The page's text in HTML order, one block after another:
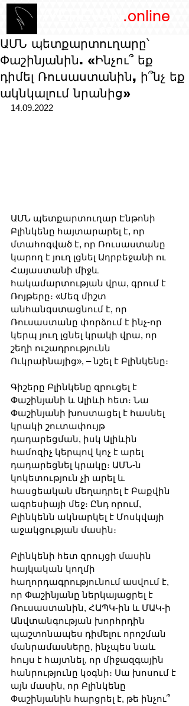
.online
ԱՄՆ պետքարտուղարը՝
Փաշինյանին. «Ինչու՞ եք
դիմել Ռուսաստանին, ի՞նչ եք
ակնկալում նրանից»
14.09.2022
ԱՄՆ պետքարտուղար Էնթոնի
Բլինկենը հայտարարել է, որ
մտահոգված է, որ Ռուսաստանը
կարող է յուղ լցնել Ադրբեջանի ու
Հայաստանի միջև
հակամարտության վրա, գրում է
Ռոյթերը։ «Մեզ միշտ
անհանգստացնում է, որ
Ռուսաստանը փորձում է ինչ-որ
կերպ յուղ լցնել կրակի վրա, որ
շեղի ուշադրությունն
Ուկրաինայից», – նշել է Բլինկենը։
Գիշերը Բլինկենը զրուցել է
Փաշինյանի և Ալիևի հետ։ Նա
Փաշինյանի խոստացել է հասնել
կրակի շուտափույթ
դադարեցման, իսկ Ալիևին
համոզիչ կերպով կոչ է արել
դադարեցնել կրակը։ ԱՄՆ-ն
կոկետություն չի արել և
հասցեական մեղադրել է Բաքվին
ագրեսիայի մեջ։ Ընդ որում,
Բլինկենն ակնարկել է Մոսկվայի
աջակցության մասին։
Բլինկենի հետ զրույցի մասին
հայկական կողմի
հաղորդագրությունում ասվում է,
որ Փաշինյանը ներկայացրել է
Ռուսաստանին, ՀԱՊԿ-ին և ՄԱԿ-ի
Անվտանգության խորհրդին
պաշտոնապես դիմելու որոշման
մանրամասները, ինչպես նաև
հույս է հայտնել, որ միջազգային
հանրությունը կօգնի։ Սա խոսում է
այն մասին, որ Բլինկենը
Փաշինյանին հարցրել է, թե ինչու՞